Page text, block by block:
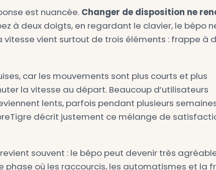
de les taper avec deux mains
bépo prend aussi en compte les
en français.
un rôle fort àAltGr . Beaucoup de
: É, È, À, Ç, Œ, Æ, guillemets
symboles utiles en
un chiffre parlant : en bépo, environ